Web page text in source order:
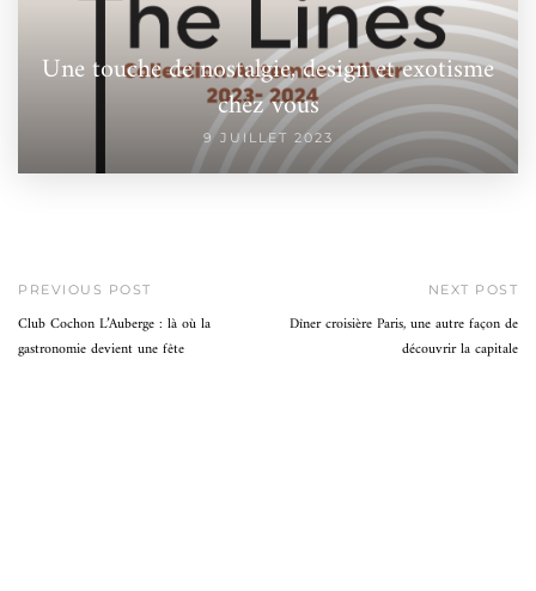
Une touche de nostalgie, design et exotisme
chez vous
9 JUILLET 2023
PREVIOUS POST
Club Cochon L’Auberge : là où la
gastronomie devient une fête
NEXT POST
Dîner croisière Paris, une autre façon de
découvrir la capitale